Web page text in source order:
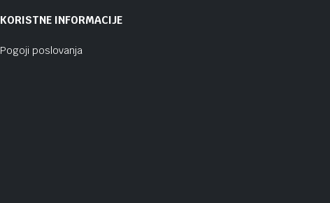
KORISTNE INFORMACIJE
Pogoji poslovanja